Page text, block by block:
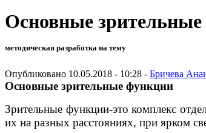
Основные
методическая разработка на тему
Опубликовано 10.05.2018 - 10:28 - Бричева
Основные зрительные функции
Зрительные функции-это комплекс
их на разных расстояниях, при ярком